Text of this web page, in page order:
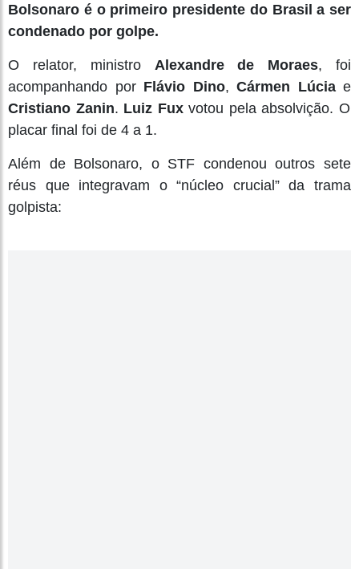
Bolsonaro é o primeiro presidente do Brasil a ser
condenado por golpe.
O relator, ministro Alexandre de Moraes, foi
acompanhando por Flávio Dino, Cármen Lúciae
Cristiano Zanin. Luiz Fuxvotou pela absolvição. O
placar final foi de 4 a 1.
Além de Bolsonaro, o STF condenou outros sete
réus que integravam o “núcleo crucial” da trama
golpista: